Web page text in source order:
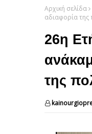
Αρχική σελίδα
αδιαφορία της
26η
της